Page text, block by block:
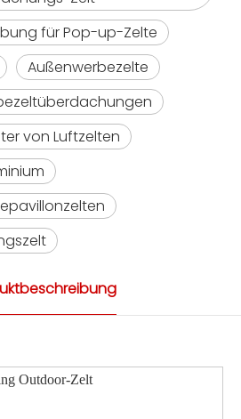
für Pop-up-Zelte
Außenwerbezelte
von Luftzelten
Outdoor-Zelt